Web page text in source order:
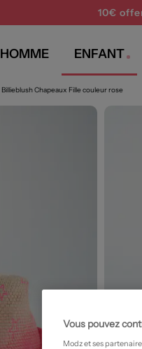
10€
HOMME ENFANT
Billieblush Chapeaux Fille couleur rose
Vous pouvez
Modz et ses